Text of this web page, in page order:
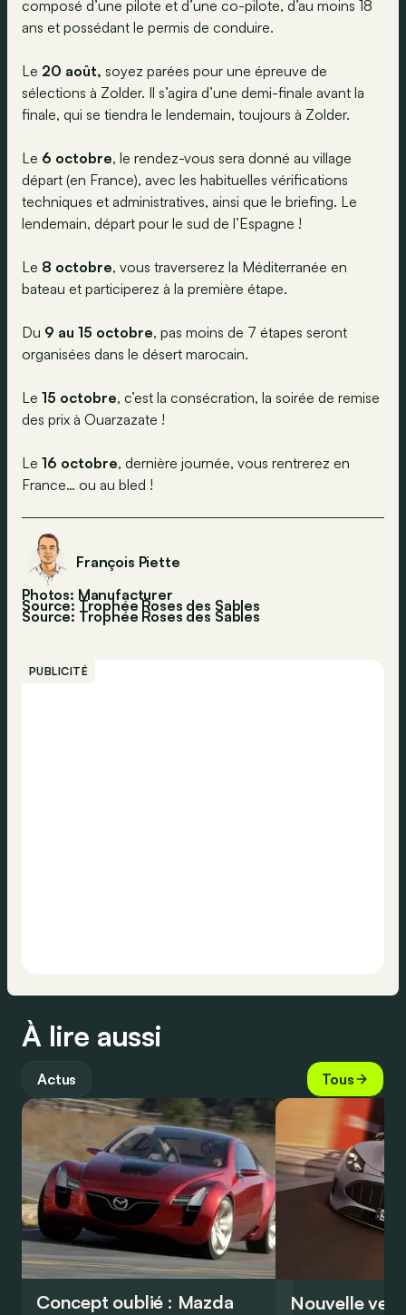
composé d’une pilote et d’une co-pilote, d’au moins 18
ans et possédant le permis de conduire.
Le 20 août, soyez parées pour une épreuve de
sélections à Zolder. Il s’agira d’une demi-finale avant la
finale, qui se tiendra le lendemain, toujours à Zolder.
Le 6 octobre, le rendez-vous sera donné au village
départ (en France), avec les habituelles vérifications
techniques et administratives, ainsi que le briefing. Le
lendemain, départ pour le sud de l’Espagne !
Le 8 octobre, vous traverserez la Méditerranée en
bateau et participerez à la première étape.
Du 9 au 15 octobre, pas moins de 7 étapes seront
organisées dans le désert marocain.
Le 15 octobre, c’est la consécration, la soirée de remise
des prix à Ouarzazate !
Le 16 octobre, dernière journée, vous rentrerez en
France… ou au bled !
François Piette
Photos: Manufacturer
Source: Trophée Roses des Sables
Source: Trophée Roses des Sables
PUBLICITÉ
À lire aussi
Actus Tous
Concept oublié : Mazda
Nouvelle